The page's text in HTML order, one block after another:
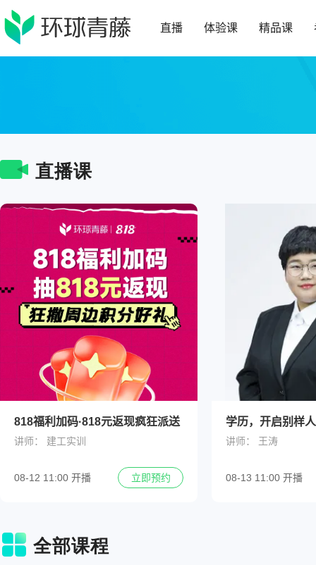
直播 体验课 精品课
818福利加码·818元返现疯狂派送
讲师： 建工实训
08-12 11:00 开播 立即预约
学历，开启别样
讲师： 王涛
08-13 11:00 开播